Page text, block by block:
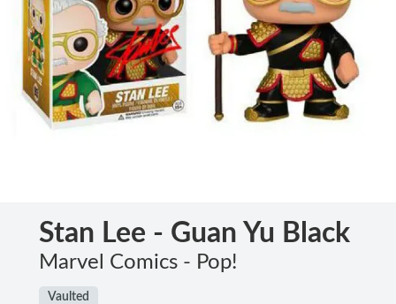
Stan Lee - Guan Yu Black
Marvel Comics - Pop!
Vaulted